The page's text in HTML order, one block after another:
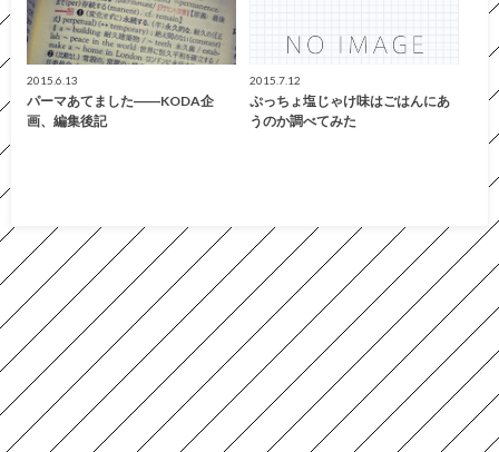
2015.6.13
パーマあてました――KODA企
画、編集後記
2015.7.12
ぷっちょ塩じゃけ味はごはんにあ
うのか調べてみた